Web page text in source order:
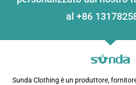
al +86
Sunda Clothing è un produttore,